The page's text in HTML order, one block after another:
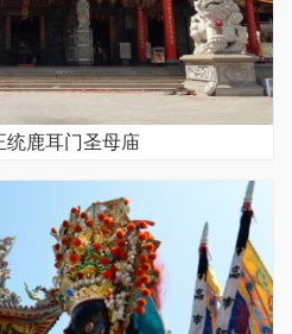
统鹿耳门圣母庙